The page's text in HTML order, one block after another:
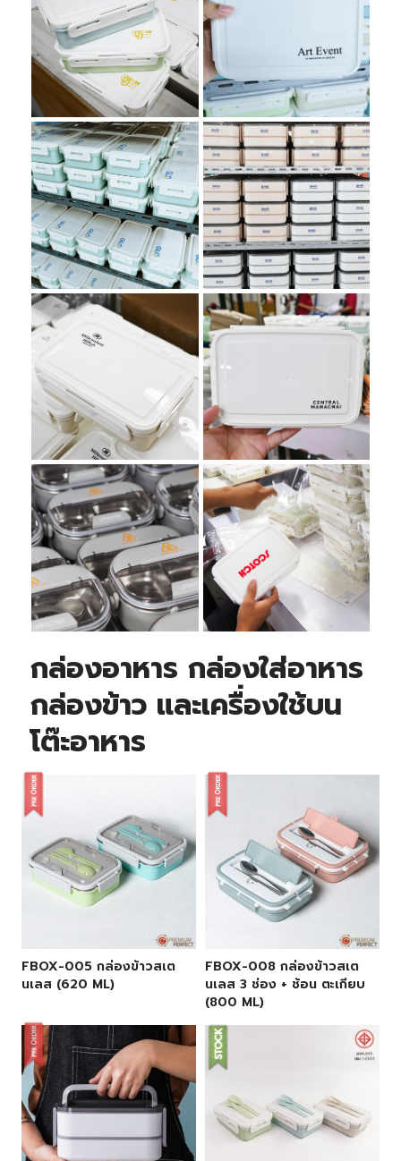
ข้าว สกรีนโลโก้
GJ2026
HEALTH
CREDIT
ผลงานกล่อง
ข้าว สกรีนโลโก้
Art Event
มีนาคม 18, 2026
ผลงานกล่อง
ข้าว สกรีนโลโก้
GLO
เมษายน 7, 2025
ผลงานกล่อง
ข้าว สกรีนโลโก้
SMS
SCHIMMER
มกราคม 6, 2025
ผลงานกล่อง
ข้าว สกรีนโลโก้
Millennium
Hilton
BANGKOK
มิถุนายน 28, 2024
ผลงานกล่อง
ข้าว สกรีนโลโก้
CENTRAL
MAHACHAI
เมษายน 19, 2024
ผลงานกล่อง
ข้าวสแตนเลส
สกรีนโลโก้
UPIMSTREE
พฤศจิกายน 1, 2023
ผลงานของพรี
เมี่ยม กล่องข้าว
สกรีนโลโก้
SCOTCH
กล่องอาหาร กล่องใส่อาหาร
กล่องข้าว และเครื่องใช้บน
โต๊ะอาหาร
FBOX-005 กล่องข้าวสเต
นเลส (620 ML)
FBOX-008 กล่องข้าวสเต
นเลส 3 ช่อง + ช้อน ตะเกียบ
(800 ML)